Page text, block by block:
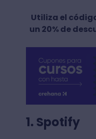
Utiliza el
un 20% de
1. Spotify